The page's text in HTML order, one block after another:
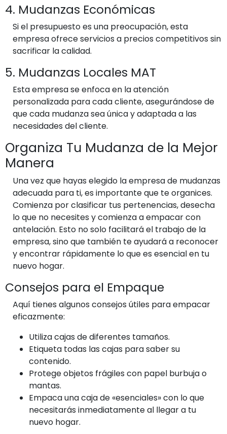
4. Mudanzas Económicas
Si el presupuesto es una preocupación, esta
empresa ofrece servicios a precios competitivos sin
sacrificar la calidad.
5. Mudanzas Locales MAT
Esta empresa se enfoca en la atención
personalizada para cada cliente, asegurándose de
que cada mudanza sea única y adaptada a las
necesidades del cliente.
Organiza Tu Mudanza de la Mejor
Manera
Una vez que hayas elegido la empresa de mudanzas
adecuada para ti, es importante que te organices.
Comienza por clasificar tus pertenencias, desecha
lo que no necesites y comienza a empacar con
antelación. Esto no solo facilitará el trabajo de la
empresa, sino que también te ayudará a reconocer
y encontrar rápidamente lo que es esencial en tu
nuevo hogar.
Consejos para el Empaque
Aquí tienes algunos consejos útiles para empacar
eficazmente:
Utiliza cajas de diferentes tamaños.
Etiqueta todas las cajas para saber su
contenido.
Protege objetos frágiles con papel burbuja o
mantas.
Empaca una caja de «esenciales» con lo que
necesitarás inmediatamente al llegar a tu
nuevo hogar.